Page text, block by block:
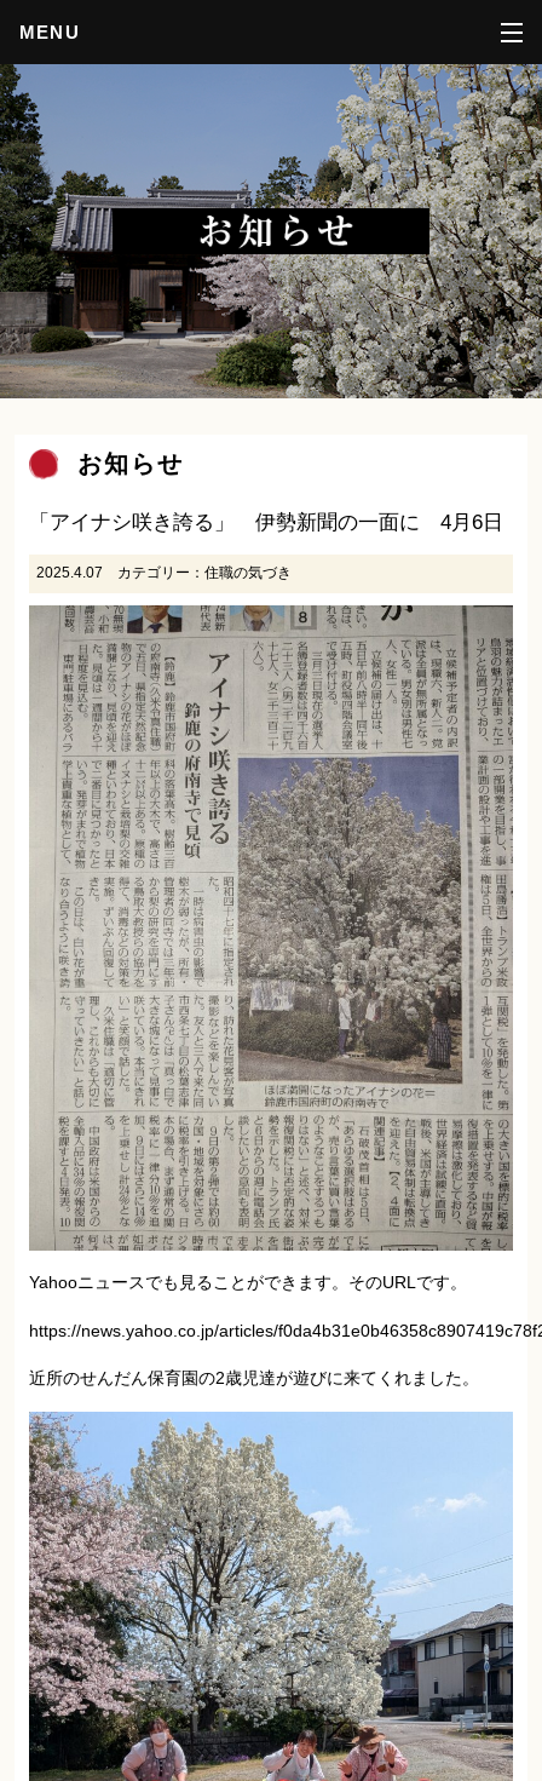
MENU
お知らせ
「アイナシ咲き誇る」 伊勢新聞の一面に 4月6日
2025.4.07 カテゴリー：住職の気づき
Yahooニュースでも見ることができます。そのURLです。
https://news.yahoo.co.jp/articles/
近所のせんだん保育園の2歳児達が遊びに来てくれました。